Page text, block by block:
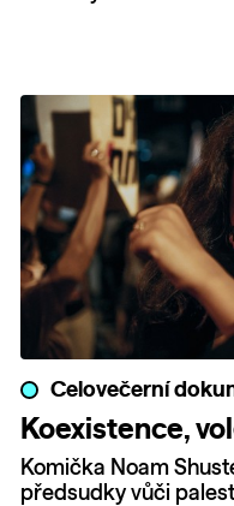
Celovečerní
Koexistence,
Komička Noam
předsudky vůči